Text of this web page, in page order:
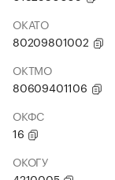
ОКАТО
80209801002
ОКТМО
80609401106
ОКФС
16
ОКОГУ